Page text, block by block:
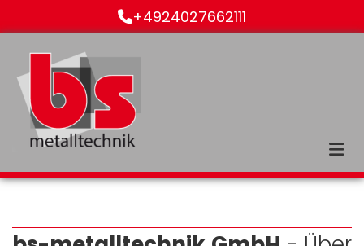
Zum Inhalt springen+4924027662111